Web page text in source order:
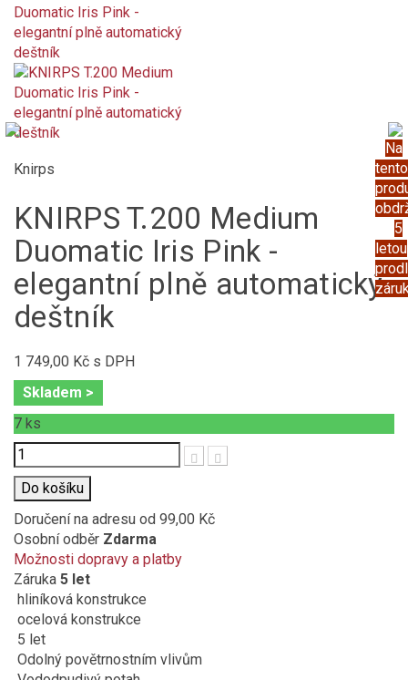
Na
tento
5
letou
Knirps
KNIRPS T.200 Medium
Duomatic Iris Pink -
elegantní plně automatický
deštník
1 749,00 Kč s DPH
Skladem >
7 ks
Počet
Do košíku
Doručení na adresu od 99,00 Kč
Osobní odběr Zdarma
Možnosti dopravy a platby
Záruka 5 let
hliníková konstrukce
ocelová konstrukce
5 let
Odolný povětrnostním vlivům